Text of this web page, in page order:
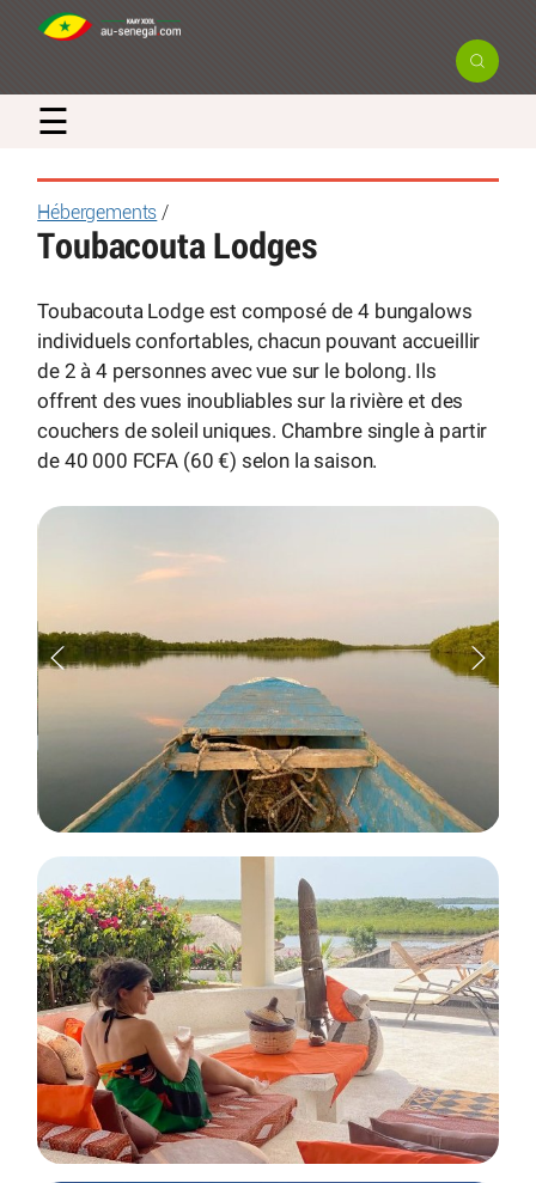
☰
Hébergements /
Toubacouta Lodges
Toubacouta Lodge est composé de 4 bungalows
individuels confortables, chacun pouvant accueillir
de 2 à 4 personnes avec vue sur le bolong. Ils
offrent des vues inoubliables sur la rivière et des
couchers de soleil uniques. Chambre single à partir
de 40 000 FCFA (60 €) selon la saison.